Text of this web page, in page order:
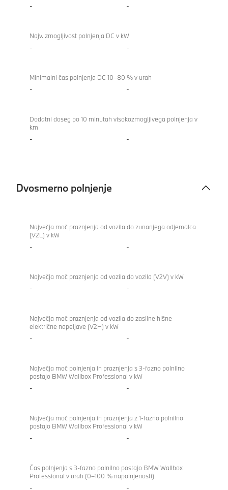
- -
Najv. zmogljivost polnjenja DC v kW
- -
Minimalni čas polnjenja DC 10–80 % v urah
- -
Dodatni doseg po 10 minutah visokozmogljivega polnjenja v
km
- -
Dvosmerno polnjenje
polnjenje
Največja moč praznjenja od vozila do zunanjega odjemalca
(V2L) v kW
- -
Največja moč praznjenja od vozila do vozila (V2V) v kW
- -
Največja moč praznjenja od vozila do zasilne hišne
električne napeljave (V2H) v kW
- -
Največja moč polnjenja in praznjenja s 3-fazno polnilno
postajo BMW Wallbox Professional v kW
- -
Največja moč polnjenja in praznjenja z 1-fazno polnilno
postajo BMW Wallbox Professional v kW
- -
Čas polnjenja s 3-fazno polnilno postajo BMW Wallbox
Professional v urah (0–100 % napolnjenosti)
- -